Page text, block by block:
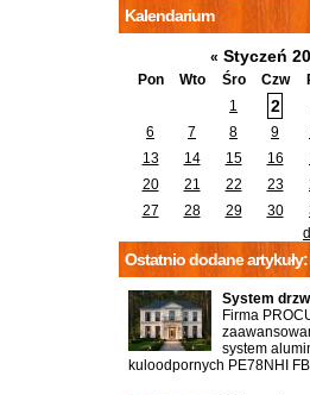
Kalendarium
« Styczeń
Pon
Wto Śro Czw
1
2
6
7 8 9
13
14 15 16
20
21 22 23
27
28 29 30
Ostatnio dodane artykuły:
System
Firma
system
kuloodpornych PE78NHI